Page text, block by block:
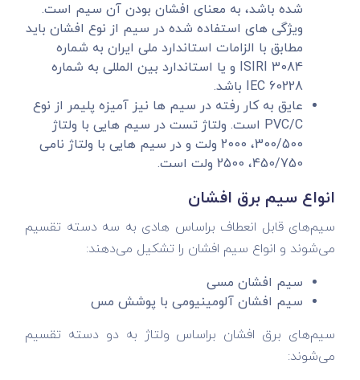
شده باشد، به معنای افشان بودن آن سیم است.
ویژگی های استفاده شده در سیم از نوع افشان باید
مطابق با الزامات استاندارد ملی ایران به شماره
ISIRI 3084 و یا استاندارد بین المللی به شماره
60228 IEC باشد.
عایق به کار رفته در سیم ها نیز آمیزه پلیمر از نوع
PVC/C است. ولتاژ تست در سیم هایی با ولتاژ
300/500، 2000 ولت و در سیم هایی با ولتاژ نامی
450/750، 2500 ولت است.
انواع سیم برق افشان
سیم‌های قابل انعطاف براساس هادی به سه دسته تقسیم
می‌شوند و انواع سیم افشان را تشکیل می‌دهند:
سیم افشان مسی
سیم افشان آلومینیومی با پوشش مس
سیم‌های برق افشان براساس ولتاژ به دو دسته تقسیم
می‌شوند: